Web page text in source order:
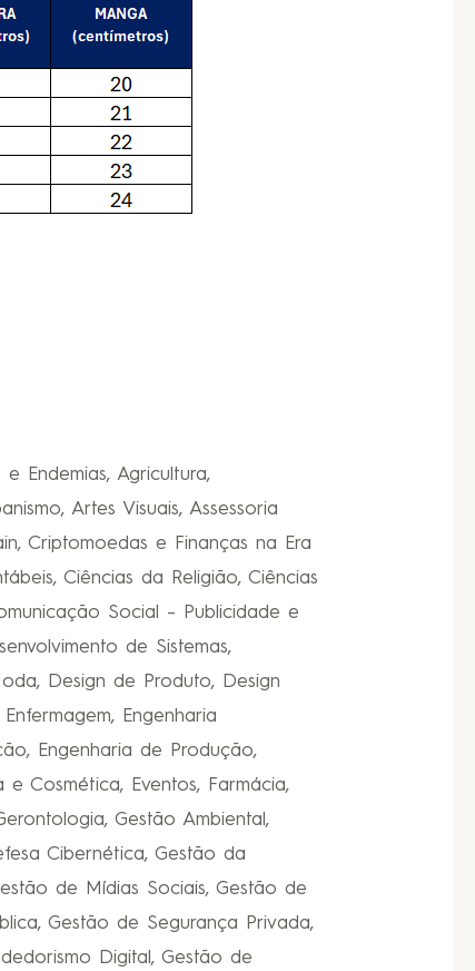
Endemias, Agricultura,
Artes Visuais, Assessoria
Criptomoedas e Finanças na Era
Ciências da Religião, Ciências
Social – Publicidade e
de Sistemas,
Design de Produto, Design
Engenharia
Engenharia de Produção,
Cosmética, Eventos, Farmácia,
Gestão Ambiental,
Cibernética, Gestão da
de Mídias Sociais, Gestão de
Gestão de Segurança Privada,
Digital, Gestão de